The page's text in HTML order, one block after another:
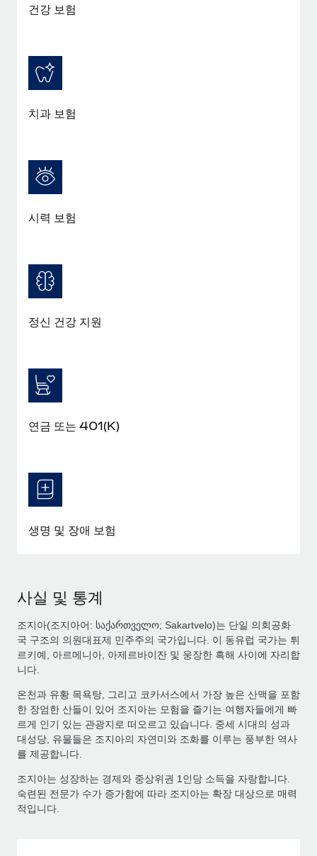
건강 보험
치과 보험
시력 보험
정신 건강 지원
연금 또는 401(K)
생명 및 장애 보험
사실 및 통계
조지아(조지아어: საქართველო; Sakartvelo)는 단일 의회공화
국 구조의 의원대표제 민주주의 국가입니다. 이 동유럽 국가는 튀
르키예, 아르메니아, 아제르바이잔 및 웅장한 흑해 사이에 자리합
니다.
온천과 유황 목욕탕, 그리고 코카서스에서 가장 높은 산맥을 포함
한 장엄한 산들이 있어 조지아는 모험을 즐기는 여행자들에게 빠
르게 인기 있는 관광지로 떠오르고 있습니다. 중세 시대의 성과
대성당, 유물들은 조지아의 자연미와 조화를 이루는 풍부한 역사
를 제공합니다.
조지아는 성장하는 경제와 중상위권 1인당 소득을 자랑합니다.
숙련된 전문가 수가 증가함에 따라 조지아는 확장 대상으로 매력
적입니다.